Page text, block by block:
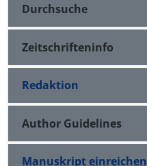
Durchsuche
Zeitschrifteninfo
Redaktion
Author Guidelines
Manuskript einreichen